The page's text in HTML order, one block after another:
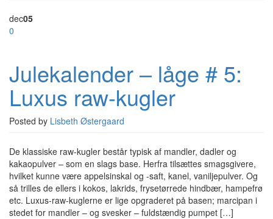
dec05
0
Julekalender – låge # 5:
Luxus raw-kugler
Posted by Lisbeth Østergaard
De klassiske raw-kugler består typisk af mandler, dadler og
kakaopulver – som en slags base. Herfra tilsættes smagsgivere,
hvilket kunne være appelsinskal og -saft, kanel, vaniljepulver. Og
så trilles de ellers i kokos, lakrids, frysetørrede hindbær, hampefrø
etc. Luxus-raw-kuglerne er lige opgraderet på basen; marcipan i
stedet for mandler – og svesker – fuldstændig pumpet […]